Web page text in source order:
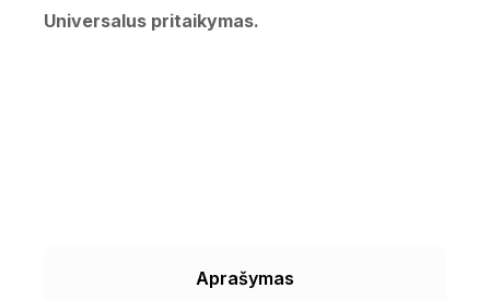
Universalus pritaikymas.
Aprašymas